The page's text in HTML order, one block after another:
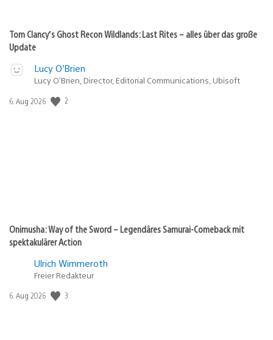
Tom Clancy’s Ghost Recon Wildlands: Last Rites – alles über das große
Update
Lucy O’Brien
Lucy O’Brien, Director, Editorial Communications, Ubisoft
Veröffentlichungsdatum:
6. Aug 2026 2
Onimusha: Way of the Sword – Legendäres Samurai-Comeback mit
spektakulärer Action
Ulrich Wimmeroth
Freier Redakteur
Veröffentlichungsdatum:
6. Aug 2026 3